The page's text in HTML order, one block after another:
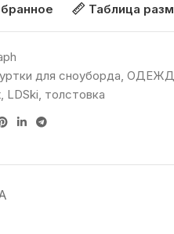
Таблица
для сноуборда
, LDSki толстовка